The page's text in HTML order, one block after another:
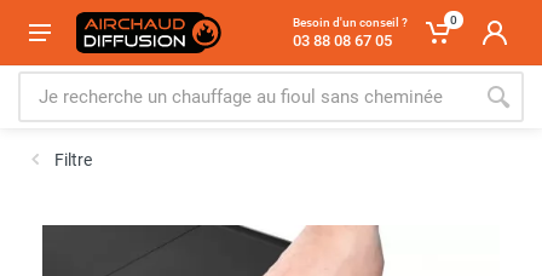
Besoin d'un conseil ?
03 88 08 67 05
0
Filtre